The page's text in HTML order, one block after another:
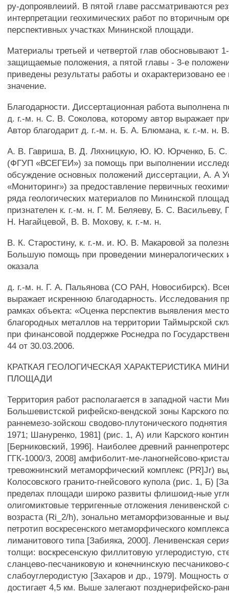
ру-допроявлеиий. В пятой главе рассматриваются
интерпретации геохимических работ по вторичным
перспективных участках Мининской площади.
Материалы третьей и четвертой глав обосновывают
защищаемые положения, а пятой главы - 3-е
приведены результаты работы и охарактеризовано ее
значение.
Благодарности. Диссертационная работа выполнена
д. г.-м. н. С. В. Соколова, которому автор выражает
Автор благодарит д. г.-м. н. Б. А. Блюмана, к. г.-м. н.
A. В. Гавриша, В. Д. Ляхницкую, Ю. Ю. Юрченко, Б. С.
(ФГУП «ВСЕГЕИ») за помощь при выполнении
обсуждение основных положений диссертации, А. А
«Мониторинг») за предоставление первичных
ряда геологических материалов по Мининской
признателен к. г.-м. н. Г. М. Беляеву, Б. С. Васильеву,
Н. Нагайцевой, В. В. Мохову, к. г.-м. н.
B. К. Старостину, к. г.-м. и. Ю. В. Макаровой за
Большую помощь при проведении минералогических
оказала
д. г.-м. н. Г. А. Пальянова (СО РАН, Новосибирск).
выражает искреннюю благодарность. Исследования
рамках объекта: «Оценка перспектив выявления
благородных металлов на территории Таймырской
при финансовой поддержке Роснедра по
44 от 30.03.2006.
КРАТКАЯ ГЕОЛОГИЧЕСКАЯ ХАРАКТЕРИСТИКА
ПЛОЩАДИ
Территория работ располагается в западной части
Большевистской рифейско-вендской зоны Карского
раннемезо-зойскош сводово-плутонического
1971; Шануренко, 1981] (рис. 1, А) или Карского
[Берниковский, 1996]. Наиболее древний
ГГК-1000/3, 2008] амфиболит-ме-ланогнейсово-
тревожнинский метаморфический комплекс (PR]Jr)
Колосовского гранито-гнейсового купола (рис. 1, Б)
пределах площади широко развиты флишоид-ные
олигомиктовые терригенные отложения ленивенской
возраста (Ri_2/h), зонально метаморфизованные и
петротип воскресенского метаморфического
лиманитового типа [Забияка, 2000]. Ленивенская
толщи: воскресенскую филлитовую углеродистую,
сланцево-песчаниковую и конечнинскую
слабоуглеродистую [Захаров и др., 1979]. Мощность
достигает 4,5 км. Выше залегают позднерифейско-